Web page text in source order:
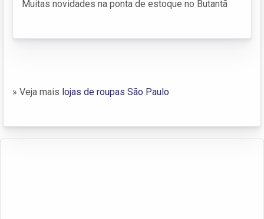
Muitas novidades na ponta de estoque no Butantã
» Veja mais lojas de roupas São Paulo